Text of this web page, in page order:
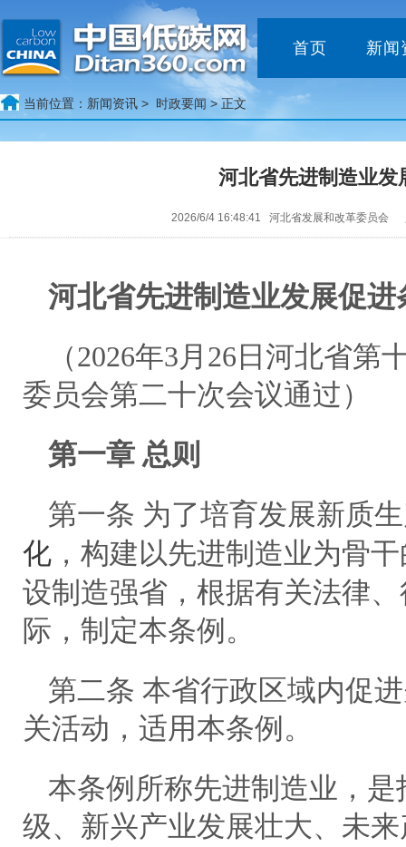
首页 新闻
当前位置： 新闻资讯 > 时政要闻 > 正文
河北省先进制造业发
2026/6/4 16:48:41 河北省发展和改革委员会
河北省先进制造业发展促进
（2026年3月26日河北省
委员会第二十次会议通过）
第一章 总则
第一条 为了培育发展新质
化 ，构建以先进制造业为骨
设制造强省，根据有关法律
际，制定本条例。
第二条 本省行政区域内促
关活动，适用本条例。
本条例所称先进制造业，
级、新兴产业发展壮大、未